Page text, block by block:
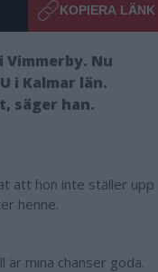
KOPIERA LÄNK
Nu
i Kalmar län.
säger han.
att hon inte ställer upp
henne.
mina chanser goda.